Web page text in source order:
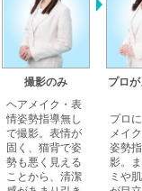
撮影のみ
ヘアメイク・表
情姿勢指導無し
で撮影。表情が
固く、猫背で姿
勢も悪く見える
ことから、清潔
プロ
プロ
メイ
姿勢
影。
ミや